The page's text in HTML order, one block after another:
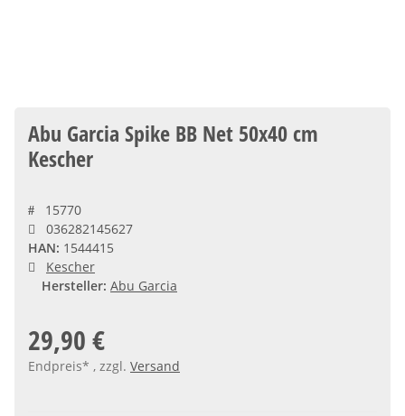
Abu Garcia Spike BB Net 50x40 cm
Kescher
15770
036282145627
HAN: 1544415
Kescher
Hersteller: Abu Garcia
29,90 €
Endpreis* , zzgl. Versand